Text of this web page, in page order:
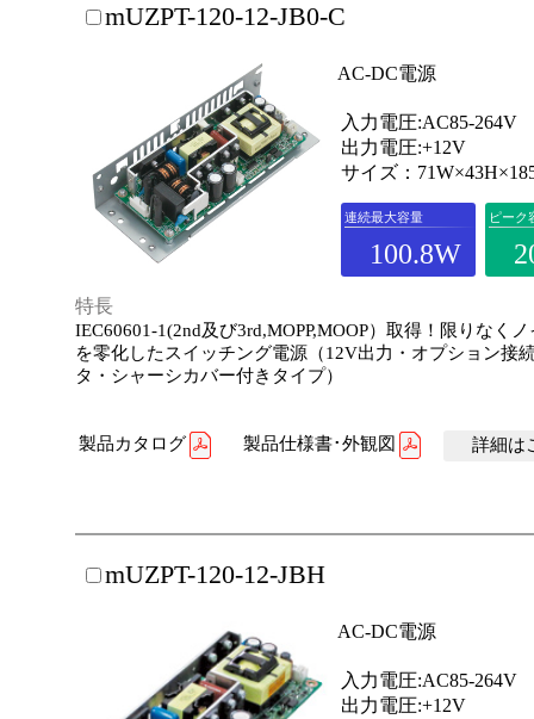
mUZPT-120-12-JB0-C
AC-DC電源
入力電圧:AC85-264V
出力電圧:+12V
サイズ：
連続最大容量
100.8W
ピーク
特長
IEC60601-1(2nd及び3rd,MOPP,MOOP）取得！限りなく
を零化したスイッチング電源（12V出力・オプション接
タ・シャーシカバー付きタイプ）
製品カタログ 製品仕様書･外観図 詳細は
mUZPT-120-12-JBH
AC-DC電源
入力電圧:AC85-264V
出力電圧:+12V